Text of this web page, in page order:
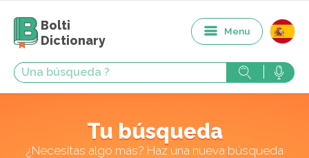
Bolti
Dictionary
Menu
Tu búsqueda
¿Necesitas algo más? Haz una nueva búsqueda